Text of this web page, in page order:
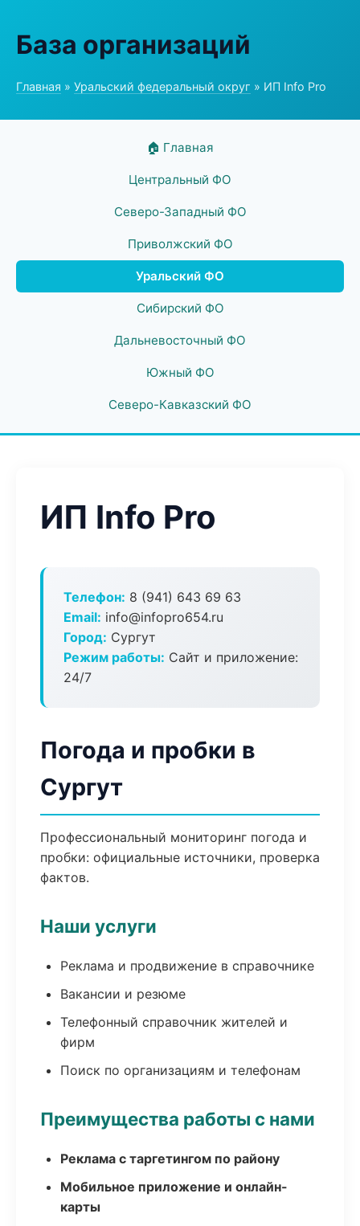
База организаций
Главная » Уральский федеральный округ » ИП Info Pro
🏠 Главная
Центральный ФО
Северо-Западный ФО
Приволжский ФО
Уральский ФО
Сибирский ФО
Дальневосточный ФО
Южный ФО
Северо-Кавказский ФО
ИП Info Pro
Телефон: 8 (941) 643 69 63
Email: info@infopro654.ru
Город: Сургут
Режим работы: Сайт и приложение:
24/7
Погода и пробки в
Сургут
Профессиональный мониторинг погода и
пробки: официальные источники, проверка
фактов.
Наши услуги
Реклама и продвижение в справочнике
Вакансии и резюме
Телефонный справочник жителей и
фирм
Поиск по организациям и телефонам
Преимущества работы с нами
Реклама с таргетингом по району
Мобильное приложение и онлайн-
карты